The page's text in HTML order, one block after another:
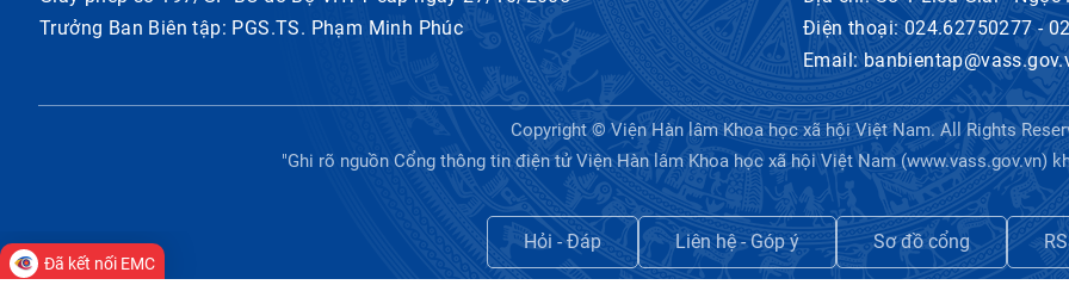
Trưởng Ban Biên tập: PGS.TS. Phạm Minh Phúc
Điện thoại: 024.62750277 -
Email:
Copyright © Viện Hàn lâm Khoa học xã hội Việt Nam. All Rights
"Ghi rõ nguồn Cổng thông tin điện tử Viện Hàn lâm Khoa học xã hội Việt Nam (www.vass.gov.vn)
Hỏi - Đáp Liên hệ - Góp ý Sơ đồ cổng
Đã kết nối EMC